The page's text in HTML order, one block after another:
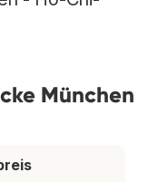
München